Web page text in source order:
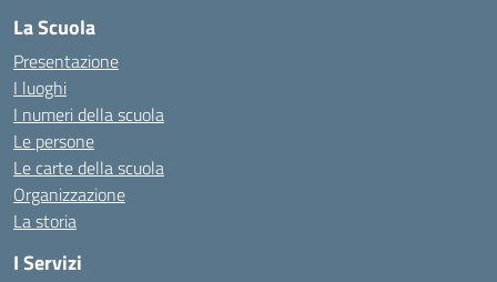
La Scuola
Presentazione
I luoghi
I numeri della scuola
Le persone
Le carte della scuola
Organizzazione
La storia
I Servizi